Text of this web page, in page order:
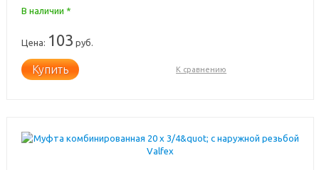
В наличии *
Цена: 103 руб.
Купить К сравнению